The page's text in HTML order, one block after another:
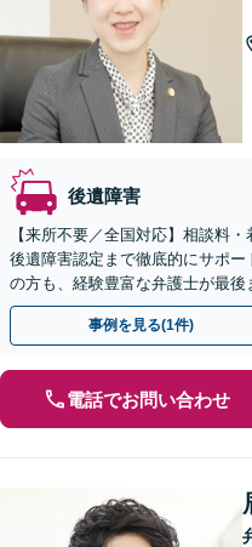
後遺障害
【来所不要／全国対応】相談料
後遺障害認定まで徹底的にサポ
の方も、経験豊富な弁護士が最
13拠点】お気軽にご相談ください
事例を見る(1件)
電話でお問い合わせ